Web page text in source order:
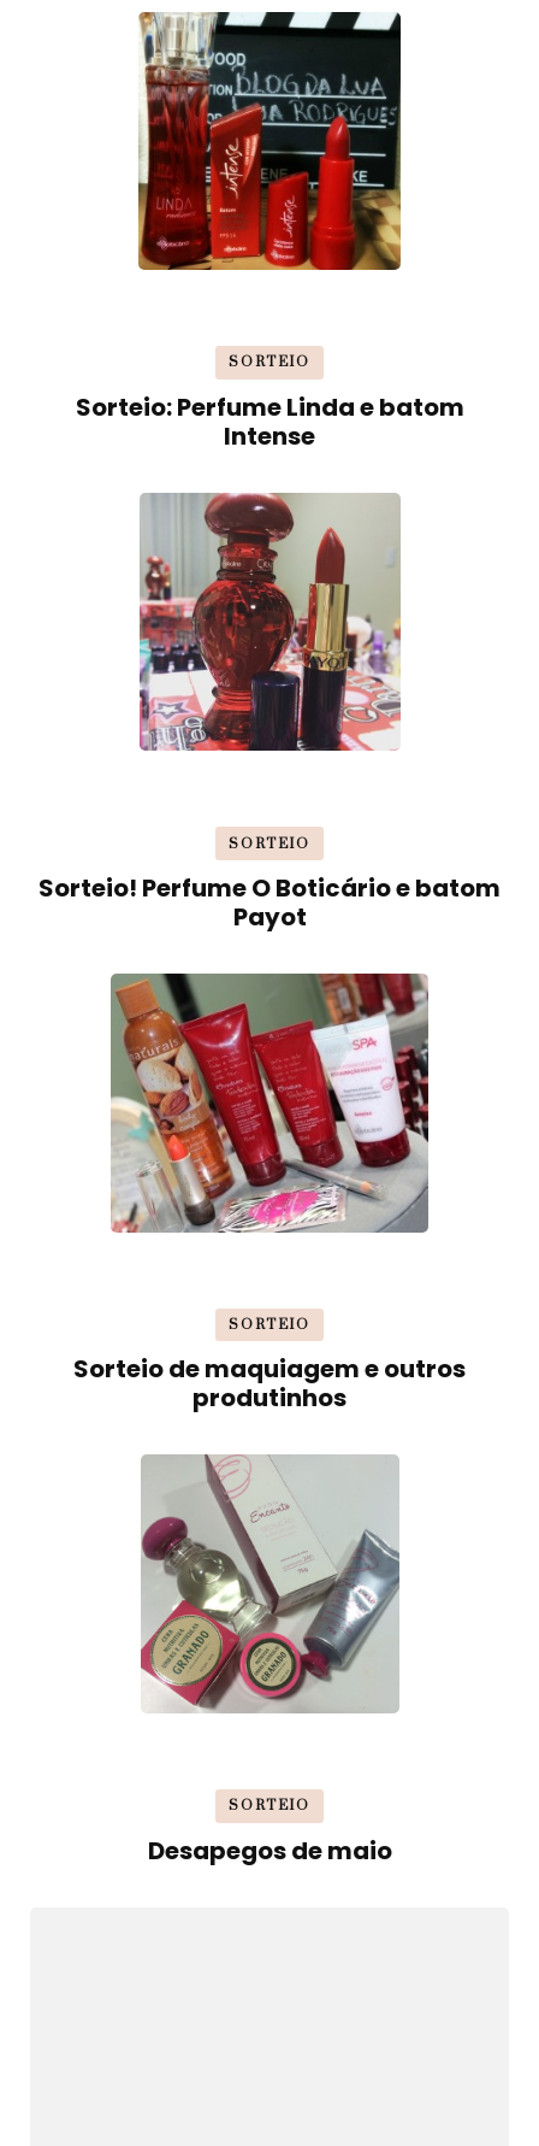
SORTEIO
Sorteio: Perfume Linda e batom
Intense
SORTEIO
Sorteio! Perfume O Boticário e batom
Payot
SORTEIO
Sorteio de maquiagem e outros
produtinhos
SORTEIO
Desapegos de maio